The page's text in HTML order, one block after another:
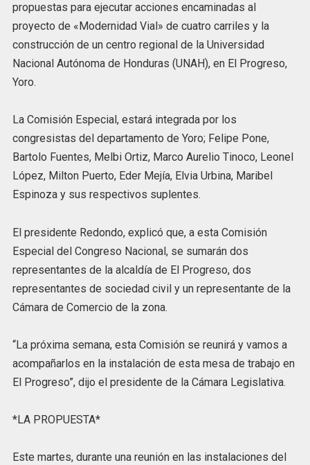
propuestas para ejecutar acciones encaminadas al
proyecto de «Modernidad Vial» de cuatro carriles y la
construcción de un centro regional de la Universidad
Nacional Autónoma de Honduras (UNAH), en El Progreso,
Yoro.
La Comisión Especial, estará integrada por los
congresistas del departamento de Yoro; Felipe Pone,
Bartolo Fuentes, Melbi Ortiz, Marco Aurelio Tinoco, Leonel
López, Milton Puerto, Eder Mejía, Elvia Urbina, Maribel
Espinoza y sus respectivos suplentes.
El presidente Redondo, explicó que, a esta Comisión
Especial del Congreso Nacional, se sumarán dos
representantes de la alcaldía de El Progreso, dos
representantes de sociedad civil y un representante de la
Cámara de Comercio de la zona.
“La próxima semana, esta Comisión se reunirá y vamos a
acompañarlos en la instalación de esta mesa de trabajo en
El Progreso”, dijo el presidente de la Cámara Legislativa.
*LA PROPUESTA*
Este martes, durante una reunión en las instalaciones del